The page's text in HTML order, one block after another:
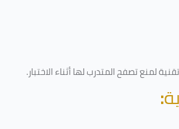
لمنع تصفح المتدرب لها أثناء الاختبار.
: